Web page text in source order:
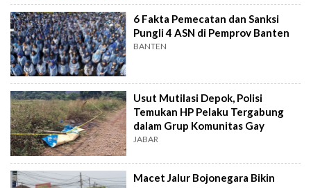
6 Fakta Pemecatan dan Sanksi
Pungli 4 ASN di Pemprov Banten
BANTEN
Usut Mutilasi Depok, Polisi
Temukan HP Pelaku Tergabung
dalam Grup Komunitas Gay
JABAR
Macet Jalur Bojonegara Bikin